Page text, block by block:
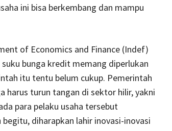
ini bisa berkembang dan mampu
of Economics and Finance (Indef)
bunga kredit memang diperlukan
itu tentu belum cukup. Pemerintah
harus turun tangan di sektor hilir, yakni
para pelaku usaha tersebut
diharapkan lahir inovasi-inovasi